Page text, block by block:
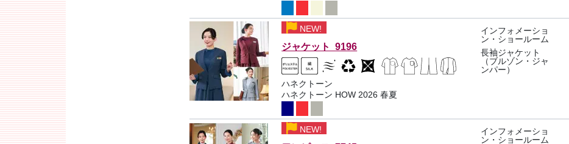
NEW!
ジャケット 9196
ハネクトーン
ハネクトーン HOW 2026 春夏
インフォメーショ
ン・ショールーム
長袖ジャケット
（ブルゾン・ジャ
ンパー）
NEW!
インフォメーショ
ン・ショールーム